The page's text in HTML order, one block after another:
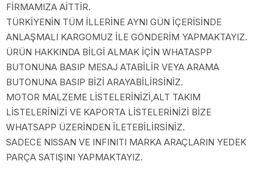
FİRMAMIZA AİTTİR.
TÜRKİYENİN TÜM İLLERİNE AYNI GÜN İÇERİSİNDE
ANLAŞMALI KARGOMUZ İLE GÖNDERİM YAPMAKTAYIZ.
ÜRÜN HAKKINDA BİLGİ ALMAK İÇİN WHATASPP
BUTONUNA BASIP MESAJ ATABİLİR VEYA ARAMA
BUTONUNA BASIP BİZİ ARAYABİLİRSİNİZ.
MOTOR MALZEME LİSTELERİNİZİ,ALT TAKIM
LİSTELERİNİZİ VE KAPORTA LİSTELERİNİZİ BİZE
WHATSAPP ÜZERİNDEN İLETEBİLİRSİNİZ.
SADECE NISSAN VE INFINITI MARKA ARAÇLARIN YEDEK
PARÇA SATIŞINI YAPMAKTAYIZ.